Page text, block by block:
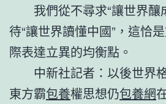
我們從不尋求“讓世界釀
待“讓世界讀懂中國”，這恰
際表達立異的均衡點。
中新社記者：以後世界
東方霸包養權思想仍包養網